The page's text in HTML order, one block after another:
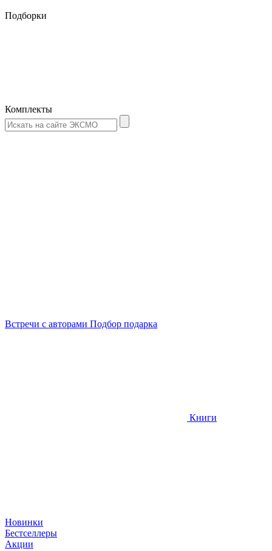
Подборки
Комплекты
Встречи с авторами Подбор подарка
Книги
Новинки
Бестселлеры
Акции